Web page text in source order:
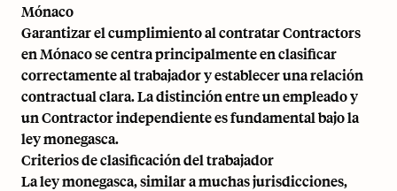
Mónaco
Garantizar el cumplimiento al contratar Contractors
en Mónaco se centra principalmente en clasificar
correctamente al trabajador y establecer una relación
contractual clara. La distinción entre un empleado y
un Contractor independiente es fundamental bajo la
ley monegasca.
Criterios de clasificación del trabajador
La ley monegasca, similar a muchas jurisdicciones,